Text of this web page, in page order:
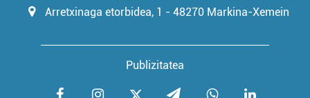
Arretxinaga etorbidea, 1 - 48270 Markina-Xemein
Publizitatea